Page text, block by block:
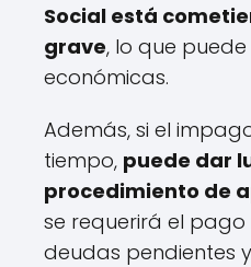
Social está
grave, lo que
económicas.
Además, si el
tiempo, puede dar
procedimiento de
se requerirá el
deudas pendientes